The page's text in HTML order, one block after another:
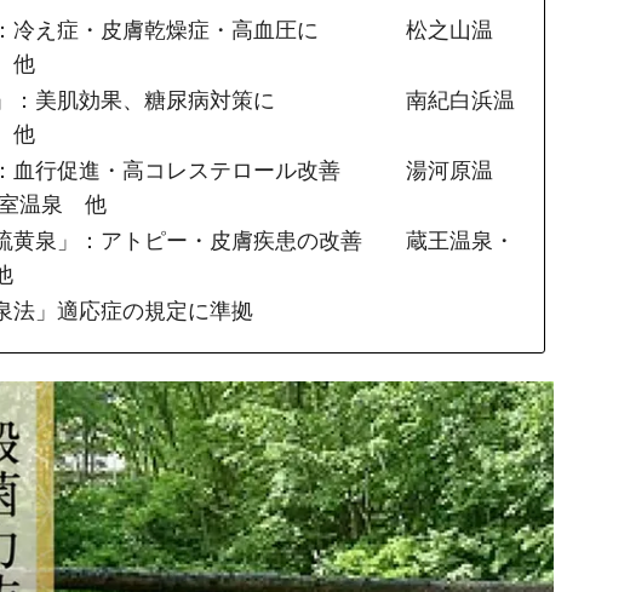
冷え症・皮膚乾燥症・高血圧に　　　　松之山温
他
：美肌効果、糖尿病対策に　　　　　　南紀白浜温
他
血行促進・高コレステロール改善　　　湯河原温
温泉　他
黄泉」：アトピー・皮膚疾患の改善　　蔵王温泉・
法」適応症の規定に準拠